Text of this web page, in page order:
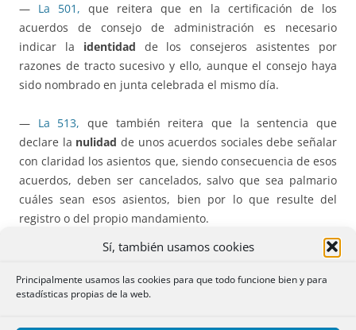
Sí, también usamos cookies
Principalmente usamos las cookies para que todo funcione bien y para
estadísticas propias de la web.
— La 501, que reitera que en la certificación de los
acuerdos de consejo de administración es necesario
indicar la identidad de los consejeros asistentes por
razones de tracto sucesivo y ello, aunque el consejo haya
sido nombrado en junta celebrada el mismo día.
— La 513, que también reitera que la sentencia que
declare la nulidad de unos acuerdos sociales debe señalar
con claridad los asientos que, siendo consecuencia de esos
acuerdos, deben ser cancelados, salvo que sea palmario
cuáles sean esos asientos, bien por lo que resulte del
registro o del propio mandamiento.
que admite que, en caso de
escritura
presentada telemáticamente, la subsanación de sus
posibles defectos se pueda hacer también en la misma